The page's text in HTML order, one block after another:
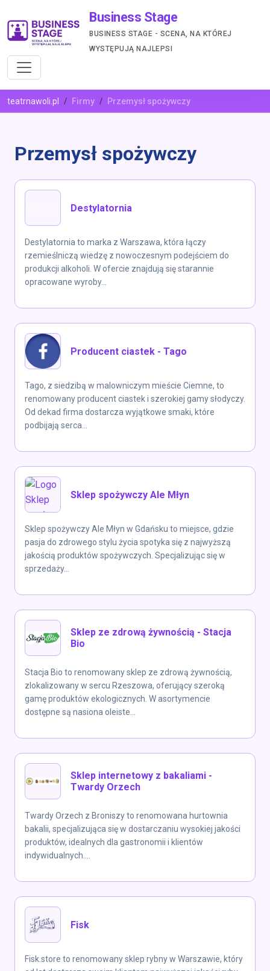
Business Stage
BUSINESS STAGE - SCENA, NA KTÓREJ
WYSTĘPUJĄ NAJLEPSI
teatrnawoli.pl Firmy Przemysł spożywczy
Przemysł spożywczy
Destylatornia
Destylatornia to marka z Warszawa, która łączy
rzemieślniczą wiedzę z nowoczesnym podejściem do
produkcji alkoholi. W ofercie znajdują się starannie
opracowane wyroby...
Producent ciastek - Tago
Tago, z siedzibą w malowniczym mieście Ciemne, to
renomowany producent ciastek i szerokiej gamy słodyczy.
Od dekad firma dostarcza wyjątkowe smaki, które
podbijają serca...
Sklep spożywczy Ale Młyn
Sklep spożywczy Ale Młyn w Gdańsku to miejsce, gdzie
pasja do zdrowego stylu życia spotyka się z najwyższą
jakością produktów spożywczych. Specjalizując się w
sprzedaży...
Sklep ze zdrową żywnością - Stacja
Bio
Stacja Bio to renomowany sklep ze zdrową żywnością,
zlokalizowany w sercu Rzeszowa, oferujący szeroką
gamę produktów ekologicznych. W asortymencie
dostępne są nasiona oleiste...
Sklep internetowy z bakaliami -
Twardy Orzech
Twardy Orzech z Broniszy to renomowana hurtownia
bakalii, specjalizująca się w dostarczaniu wysokiej jakości
produktów, idealnych dla gastronomii i klientów
indywidualnych....
Fisk
Fisk.store to renomowany sklep rybny w Warszawie, który